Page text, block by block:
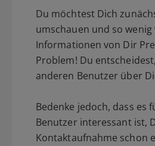
Du möchtest Dich
umschauen und so wenig
Informationen von Dir
Problem! Du
anderen Benutzer über
Bedenke jedoch, dass es
Benutzer interessant ist,
Kontaktaufnahme schon